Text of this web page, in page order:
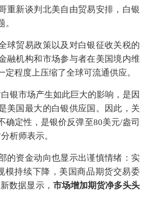
重新谈判北美自由贸易安排，白银
球贸易政策以及对白银征收关税的
融机构和市场参与者在美国境内维
定程度上压缩了全球可流通供应。
银市场产生如此巨大的影响，是因
美国最大的白银供应国。因此，关
确定性，是银价反弹至80美元/盎司
析师表示。
的资金动向也显示出谨慎情绪：实
模持续下降，美国商品期货交易委
数据显示， 市场增加期货净多头头